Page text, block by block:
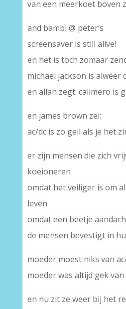
van een meerkoet boven
and bambi @ peter’s
screensaver is still alive!
en het is toch zomaar
michael jackson is alweer
en allah zegt: calimero is
en james brown zei:
ac/dc is zo geil als je het
er zijn mensen die zich
koeioneren
omdat het veiliger is om
leven
omdat een beetje
de mensen bevestigt in
moeder moest niks van
moeder was altijd gek
en nu zit ze weer bij het